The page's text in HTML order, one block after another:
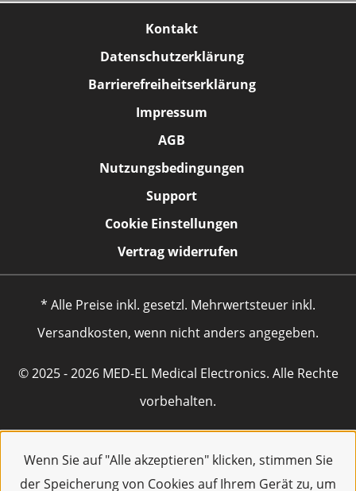
Wenn Sie auf "Alle akzeptieren" klicken, stimmen Sie
der Speicherung von Cookies auf Ihrem Gerät zu, um
Kontakt
Datenschutzerklärung
Barrierefreiheitserklärung
Impressum
AGB
Nutzungsbedingungen
Support
Cookie Einstellungen
Vertrag widerrufen
* Alle Preise inkl. gesetzl. Mehrwertsteuer inkl.
Versandkosten, wenn nicht anders angegeben.
© 2025 - 2026 MED-EL Medical Electronics. Alle Rechte
vorbehalten.